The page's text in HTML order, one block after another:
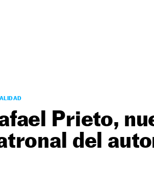
Prieto,
del